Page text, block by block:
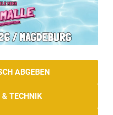
ABGEBEN
& TECHNIK